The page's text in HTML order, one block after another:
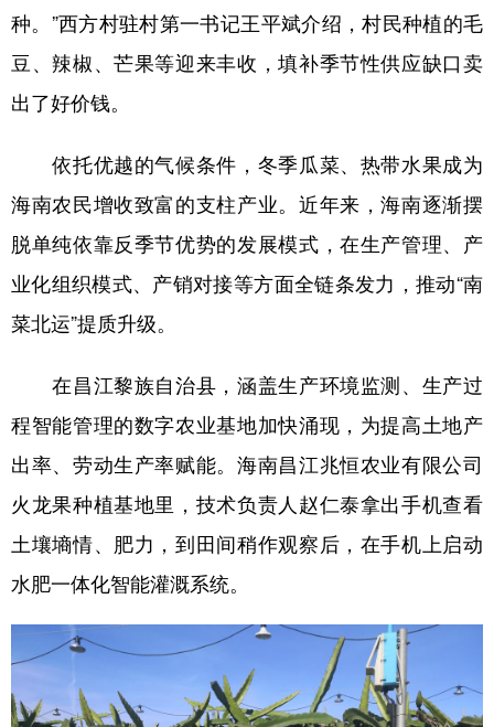
多语种频道
English Español Français عربى
Русский язык
Deutsch Português
种。”西方村驻村第一书记王平斌介绍，村民种植的毛
豆、辣椒、芒果等迎来丰收，填补季节性供应缺口卖
出了好价钱。
依托优越的气候条件，冬季瓜菜、热带水果成为
海南农民增收致富的支柱产业。近年来，海南逐渐摆
脱单纯依靠反季节优势的发展模式，在生产管理、产
业化组织模式、产销对接等方面全链条发力，推动“南
菜北运”提质升级。
在昌江黎族自治县，涵盖生产环境监测、生产过
程智能管理的数字农业基地加快涌现，为提高土地产
出率、劳动生产率赋能。海南昌江兆恒农业有限公司
火龙果种植基地里，技术负责人赵仁泰拿出手机查看
土壤墒情、肥力，到田间稍作观察后，在手机上启动
水肥一体化智能灌溉系统。